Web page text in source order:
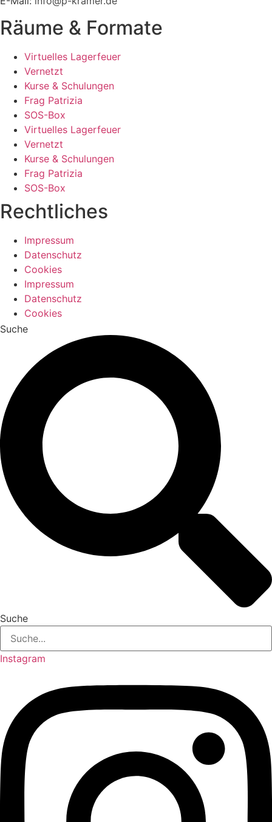
Räume & Formate
Virtuelles Lagerfeuer
Vernetzt
Kurse & Schulungen
Frag Patrizia
SOS-Box
Virtuelles Lagerfeuer
Vernetzt
Kurse & Schulungen
Frag Patrizia
SOS-Box
Rechtliches
Impressum
Datenschutz
Cookies
Impressum
Datenschutz
Cookies
Suche
Suche
Instagram